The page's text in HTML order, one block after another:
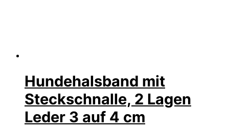
Hundehalsband mit
Steckschnalle, 2 Lagen
Leder 3 auf 4 cm